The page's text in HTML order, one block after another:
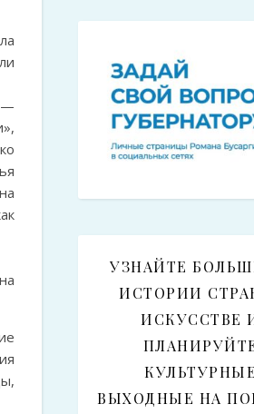
—
УЗНАЙТЕ
ИСТОРИИ
ИСКУССТВЕ
КУЛЬТУРНЫЕ
ВЫХОДНЫЕ НА